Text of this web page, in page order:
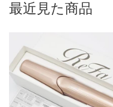
最近見た商品